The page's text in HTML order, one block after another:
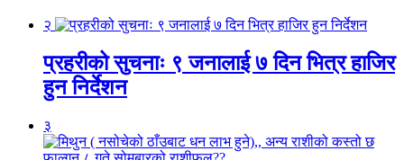
२
प्रहरीको सुचनाः ९ जनालाई ७ दिन भित्र हाजिर
हुन निर्देशन
३